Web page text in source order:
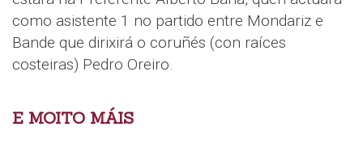
como asistente 1 no partido entre Mondariz e
Bande que dirixirá o coruñés (con raíces
costeiras) Pedro Oreiro.
E MOITO MÁIS